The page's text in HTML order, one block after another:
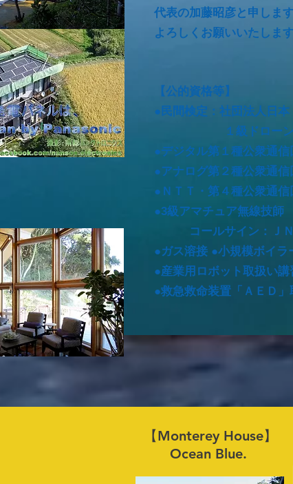
代表の加藤昭彦と申し ま
よろしくお願いいた します
【公的資格等】
●民間検定：社団法人日
１級ドローン
●デジタル第１種公衆通
●アナログ第２種公衆通
●ＮＴＴ・第４種公衆通
●3級アマチュア無線技師
コールサイン：ＪＮ
●ガス溶接 ●小規模ボイラ
●産業用ロボット取扱い講
●救急救命装置「ＡＥＤ
【Monterey House】
Ocean Blue.